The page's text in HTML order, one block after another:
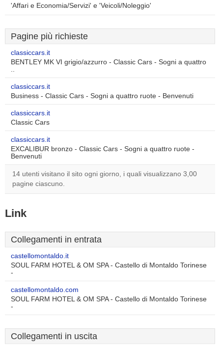
'Affari e Economia/Servizi' e 'Veicoli/Noleggio'
Pagine più richieste
classiccars.it
BENTLEY MK VI grigio/azzurro - Classic Cars - Sogni a quattro
..
classiccars.it
Business - Classic Cars - Sogni a quattro ruote - Benvenuti
classiccars.it
Classic Cars
classiccars.it
EXCALIBUR bronzo - Classic Cars - Sogni a quattro ruote -
Benvenuti
14 utenti visitano il sito ogni giorno, i quali visualizzano 3,00
pagine ciascuno.
Link
Collegamenti in entrata
castellomontaldo.it
SOUL FARM HOTEL & OM SPA - Castello di Montaldo Torinese
-
castellomontaldo.com
SOUL FARM HOTEL & OM SPA - Castello di Montaldo Torinese
-
Collegamenti in uscita